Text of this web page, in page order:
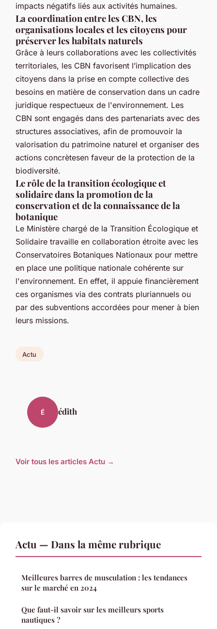
impacts négatifs liés aux activités humaines.
La coordination entre les CBN, les
organisations locales et les citoyens pour
préserver les habitats naturels
Grâce à leurs collaborations avec les collectivités
territoriales, les CBN favorisent l’implication des
citoyens dans la prise en compte collective des
besoins en matière de conservation dans un cadre
juridique respectueux de l'environnement. Les
CBN sont engagés dans des partenariats avec des
structures associatives, afin de promouvoir la
valorisation du patrimoine naturel et organiser des
actions concrètesen faveur de la protection de la
biodiversité.
Le rôle de la transition écologique et
solidaire dans la promotion de la
conservation et de la connaissance de la
botanique
Le Ministère chargé de la Transition Écologique et
Solidaire travaille en collaboration étroite avec les
Conservatoires Botaniques Nationaux pour mettre
en place une politique nationale cohérente sur
l'environnement. En effet, il appuie financièrement
ces organismes via des contrats pluriannuels ou
par des subventions accordées pour mener à bien
leurs missions.
Actu
É édith
Voir tous les articles Actu →
Actu — Dans la même rubrique
Meilleures barres de musculation : les tendances
sur le marché en 2024
Que faut-il savoir sur les meilleurs sports
nautiques ?